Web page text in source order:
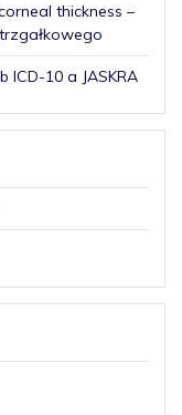
thickness –
10 a JASKRA